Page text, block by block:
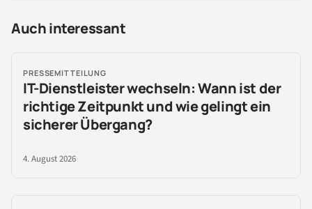
Auch interessant
PRESSEMITTEILUNG
IT-Dienstleister wechseln: Wann ist der
richtige Zeitpunkt und wie gelingt ein
sicherer Übergang?
4. August 2026